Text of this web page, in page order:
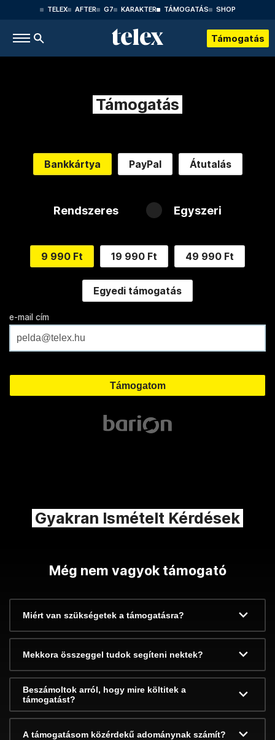
TELEX AFTER G7 KARAKTER TÁMOGATÁS SHOP
Támogatás
Támogatás
Bankkártya PayPal Átutalás
Rendszeres Egyszeri
9 990 Ft 19 990 Ft 49 990 Ft
Egyedi támogatás
e-mail cím
Gyakran Ismételt Kérdések
Még nem vagyok támogató
Miért van szükségetek a támogatásra?
Mekkora összeggel tudok segíteni nektek?
Beszámoltok arról, hogy mire költitek a
támogatást?
A támogatásom közérdekű adománynak számít?